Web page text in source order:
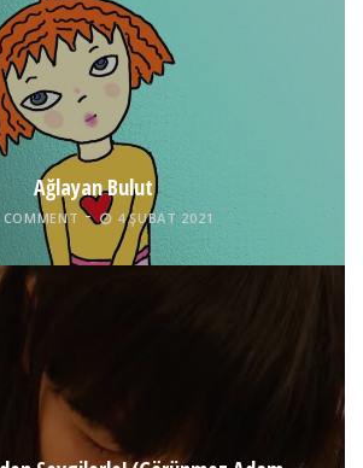
Ağlayan Bulut
4 ŞUBAT 2021